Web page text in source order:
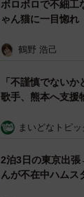
ボロボロで不細工
ゃん猫に一目惚
暮らすと「おじ猫
鶴野 浩己
「不謹慎でないか
歌手、熊本へ支
めらい 「痛いほ
まいどなトピッ
2泊3日の東京出
んが不在中ハムス